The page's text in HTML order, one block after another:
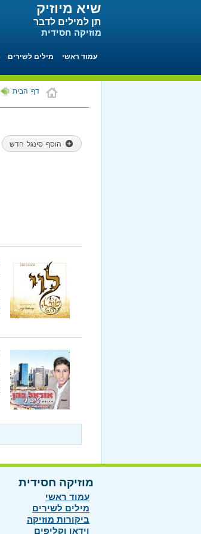
שיא מיוזיק
תן למילים לדבר
מוזיקה חסידית
עמוד ראשי מילים לשירים
דף הבית
הוסף סינגל חדש
מוזיקה חסידית
עמוד ראשי
מילים לשירים
ביקורות מוזיקה
וידאו וקליפים